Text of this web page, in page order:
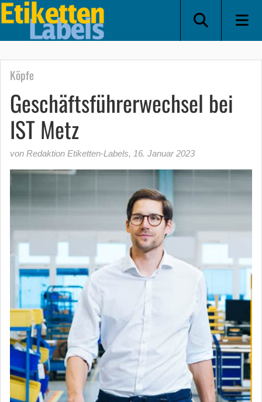
Köpfe
Geschäftsführerwechsel bei
IST Metz
von Redaktion Etiketten-Labels, 16. Januar 2023